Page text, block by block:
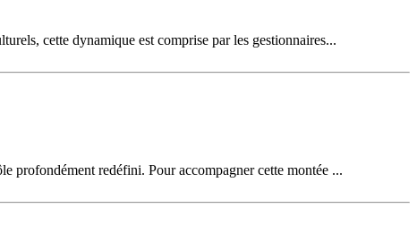
cette dynamique est comprise par les gestionnaires...
profondément redéfini. Pour accompagner cette montée ...